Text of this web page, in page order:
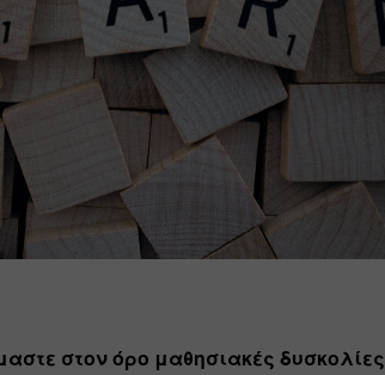
στον όρο μαθησιακές